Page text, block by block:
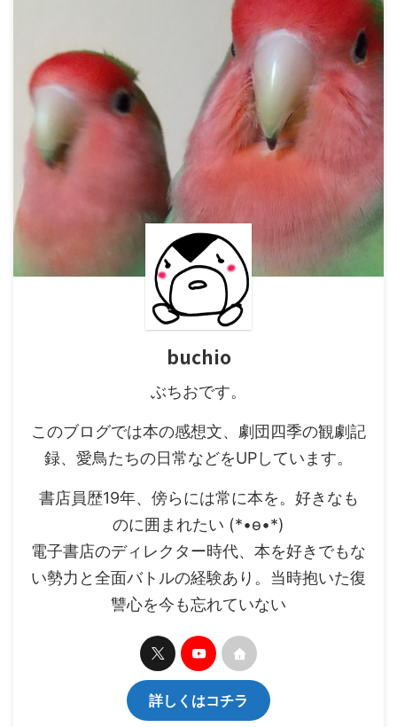
buchio
ぶちおです。
このブログでは本の感想文、劇団四季の観劇記
録、愛鳥たちの日常などをUPしています。
書店員歴19年、傍らには常に本を。好きなも
のに囲まれたい (*•ө•*)
電子書店のディレクター時代、本を好きでもな
い勢力と全面バトルの経験あり。当時抱いた復
讐心を今も忘れていない
詳しくはコチラ